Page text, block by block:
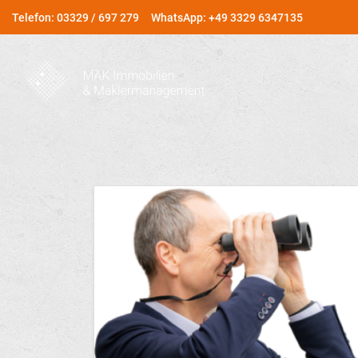
Telefon: 03329 / 697 279 WhatsApp: +49 3329 6347135